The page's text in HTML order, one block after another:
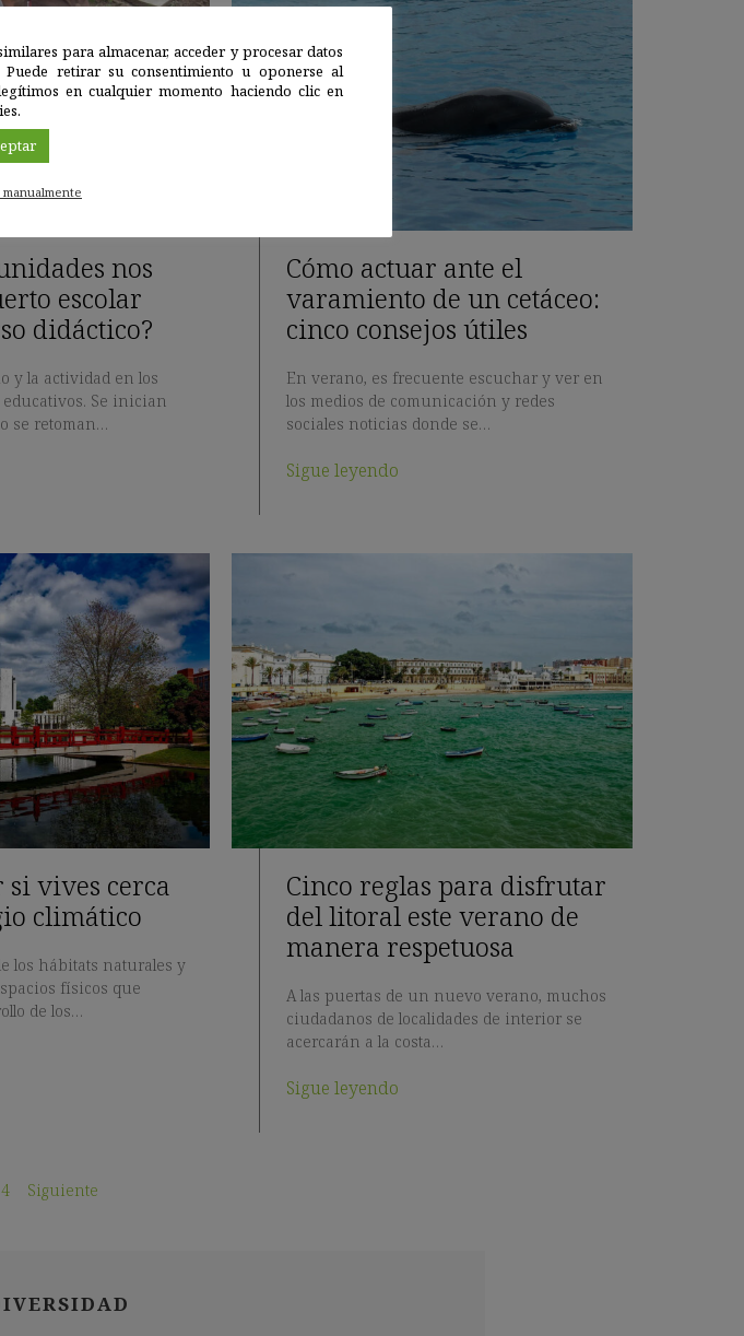
nos
escolar
didáctico?
y la actividad en los
Se inician
se retoman…
Cómo actuar ante el
varamiento de un cetáceo:
cinco consejos útiles
En verano, es frecuente escuchar y ver en
los medios de comunicación y redes
sociales noticias donde se…
Sigue leyendo
si vives cerca
climático
los hábitats naturales y
físicos que
de los…
Cinco reglas para disfrutar
del litoral este verano de
manera respetuosa
A las puertas de un nuevo verano, muchos
ciudadanos de localidades de interior se
acercarán a la costa…
Sigue leyendo
4 Siguiente
para almacenar, acceder y procesar datos
retirar su consentimiento u oponerse al
en cualquier momento haciendo clic en